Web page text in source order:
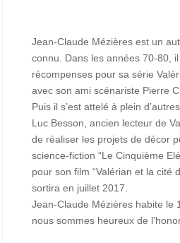
Jean-Claude Mézières est un
connu. Dans les années 70-80,
récompenses pour sa série
avec son ami scénariste Pierre
Puis il s’est attelé à plein
Luc Besson, ancien lecteur de
de réaliser les projets de décor
science-fiction “Le Cinquième
pour son film “Valérian et la cité
sortira en juillet 2017.
Jean-Claude Mézières habite le
nous sommes heureux de